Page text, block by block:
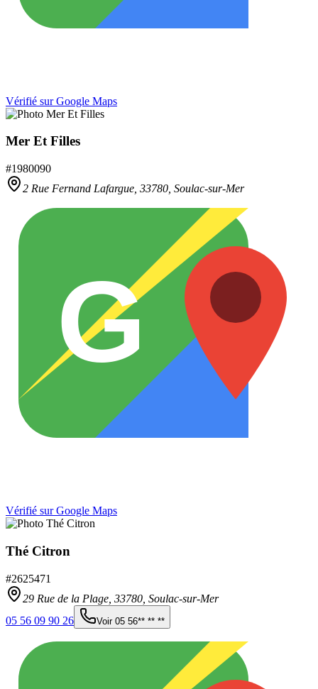
Vérifié sur Google Maps
Mer Et Filles
#1980090
2 Rue Fernand Lafargue, 33780 Soulac-sur-Mer
G
Vérifié sur Google Maps
Thé Citron
#2625471
29 Rue de la Plage, 33780 Soulac-sur-Mer
05 56 09 90 26
Voir 05 56** ** **